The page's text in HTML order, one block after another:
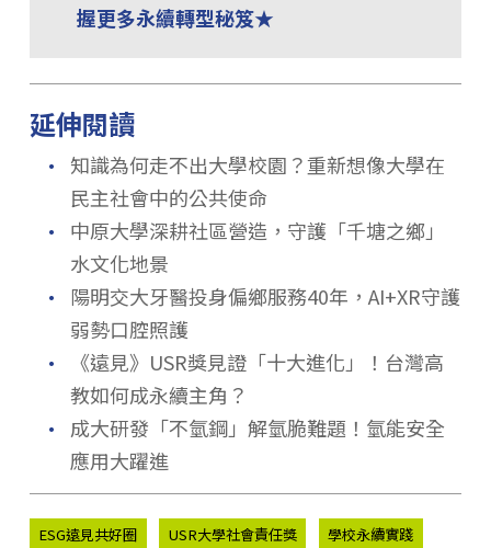
握更多永續轉型秘笈★
延伸閱讀
．
知識為何走不出大學校園？重新想像大學在
民主社會中的公共使命
．
中原大學深耕社區營造，守護「千塘之鄉」
水文化地景
．
陽明交大牙醫投身偏鄉服務40年，AI+XR守護
弱勢口腔照護
．
《遠見》USR獎見證「十大進化」！台灣高
教如何成永續主角？
．
成大研發「不氫鋼」解氫脆難題！氫能安全
應用大躍進
ESG遠見共好圈 USR大學社會責任獎 學校永續實踐